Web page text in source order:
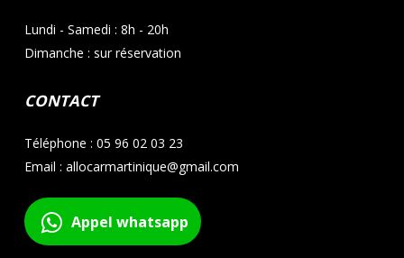
Lundi - Samedi : 8h - 20h
Dimanche : sur réservation
CONTACT
Téléphone : 05 96 02 03 23
Email : allocarmartinique@gmail.com
Appel whatsapp